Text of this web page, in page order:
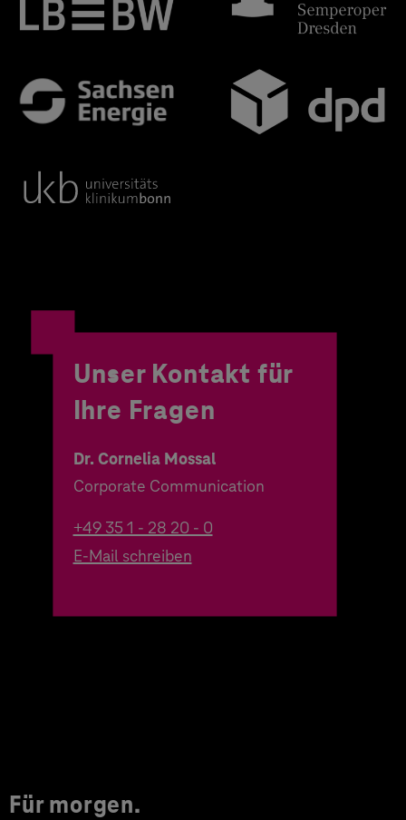
Unser Kontakt für
Ihre Fragen
Dr. Cornelia Mossal
Corporate Communication
+49 35 1 - 28 20 - 0
E-Mail schreiben
Für morgen.